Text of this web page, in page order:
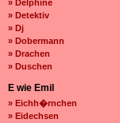
» Delphine
» Detektiv
» Dj
» Dobermann
» Drachen
» Duschen
E wie Emil
» Eichh�rnchen
» Eidechsen